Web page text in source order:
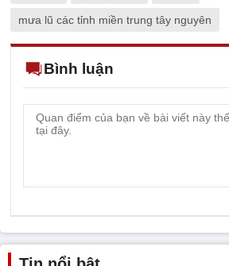
mưa lũ các tỉnh miền trung tây nguyên
Bình luận